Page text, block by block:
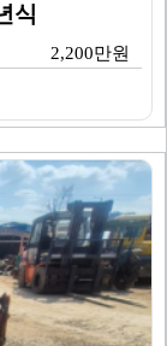
식
2,200만원